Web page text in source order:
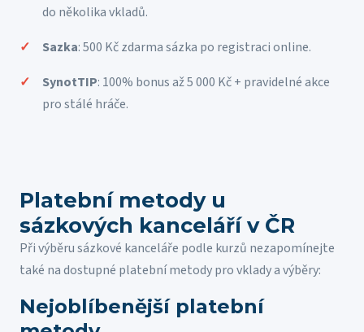
do několika vkladů.
Sazka: 500 Kč zdarma sázka po registraci online.
SynotTIP: 100% bonus až 5 000 Kč + pravidelné akce
pro stálé hráče.
Platební metody u
sázkových kanceláří v ČR
Při výběru sázkové kanceláře podle kurzů nezapomínejte
také na dostupné platební metody pro vklady a výběry:
Nejoblíbenější platební